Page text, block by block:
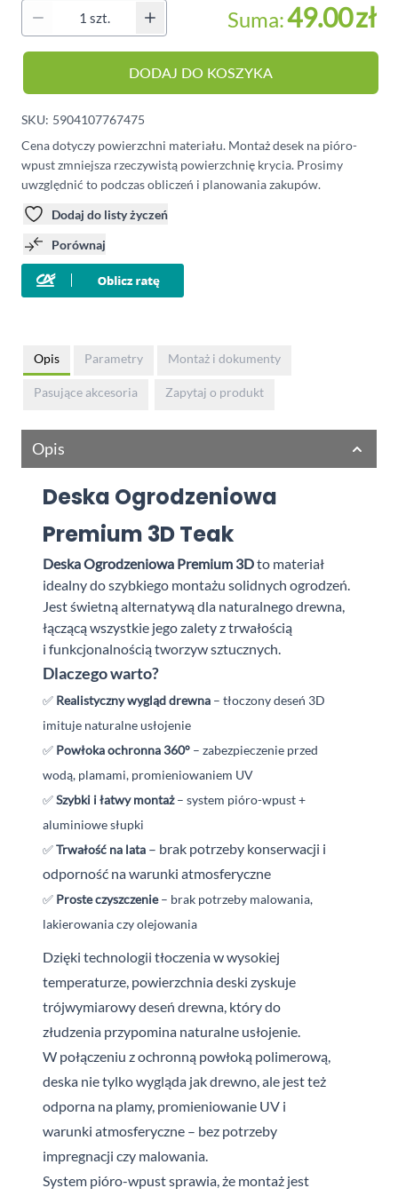
Suma:49.00zł
DODAJ DO KOSZYKA
SKU: 5904107767475
Cena dotyczy powierzchni materiału. Montaż desek na pióro-
wpust zmniejsza rzeczywistą powierzchnię krycia. Prosimy
uwzględnić to podczas obliczeń i planowania zakupów.
Dodaj do listy życzeń
Porównaj
Opis Parametry Montaż i dokumenty
Pasujące akcesoria Zapytaj o produkt
Opis
Deska Ogrodzeniowa
Premium 3D Teak
Deska Ogrodzeniowa Premium 3Dto materiał
idealny do szybkiego montażu solidnych ogrodzeń.
Jest świetną alternatywą dla naturalnego drewna,
łączącą wszystkie jego zalety z trwałością
i funkcjonalnością tworzyw sztucznych.
Dlaczego warto?
✅ Realistyczny wygląd drewna – tłoczony deseń 3D
imituje naturalne usłojenie
✅ Powłoka ochronna 360° – zabezpieczenie przed
wodą, plamami, promieniowaniem UV
✅Szybki i łatwy montaż– system pióro-wpust +
aluminiowe słupki
✅Trwałość na lata – brak potrzeby konserwacji i
odporność na warunki atmosferyczne
✅ Proste czyszczenie– brak potrzeby malowania,
lakierowania czy olejowania
Dzięki technologii tłoczenia w wysokiej
temperaturze, powierzchnia deski zyskuje
trójwymiarowy deseń drewna, który do
złudzenia przypomina naturalne usłojenie.
W połączeniu z ochronną powłoką polimerową,
deska nie tylko wygląda jak drewno, ale jest też
odporna na plamy, promieniowanie UV i
warunki atmosferyczne – bez potrzeby
impregnacji czy malowania.
System pióro-wpust sprawia, że montaż jest